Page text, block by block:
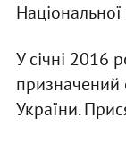
У січні 2016
призначений
України.